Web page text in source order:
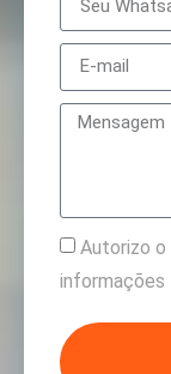
Autorizo
informações